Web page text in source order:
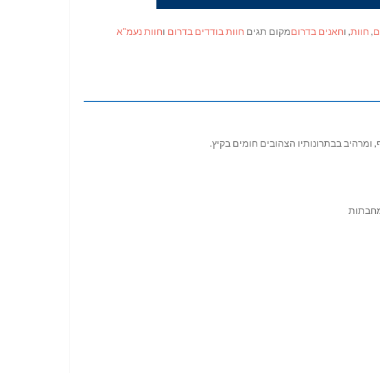
, חוות, וחאנים בדרוםמקום תגים חוות בודדים בדרום וחוות נעמ"א
ומרהיב בבתרונותיו הצהובים חומים בקיץ.